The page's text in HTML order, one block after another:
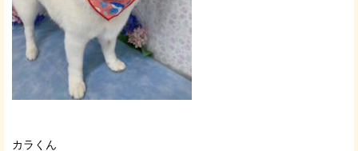
カラくん